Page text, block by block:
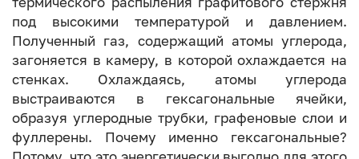
под высокими температурой и давлением.
Полученный газ, содержащий атомы углерода,
загоняется в камеру, в которой охлаждается на
стенках. Охлаждаясь, атомы углерода
выстраиваются в гексагональные ячейки,
образуя углеродные трубки, графеновые слои и
фуллерены. Почему именно гексагональные?